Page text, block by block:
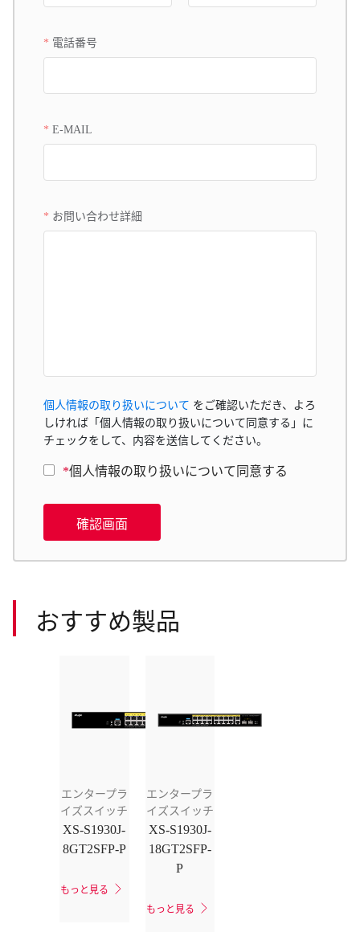
電話番号
E-MAIL
お問い合わせ詳細
個人情報の取り扱いについて をご確認いただき、よろ
しければ「個人情報の取り扱いについて同意する」に
チェックをして、内容を送信してください。
*個人情報の取り扱いについて同意する
確認画面
おすすめ製品
エンタープラ
イズスイッチ
XS-S1930J-
8GT2SFP-P
もっと見る
エンタープラ
イズスイッチ
XS-S1930J-
18GT2SFP-
P
もっと見る